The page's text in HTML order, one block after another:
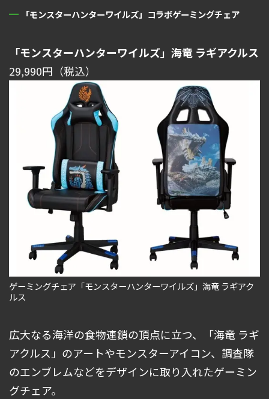
「モンスターハンターワイルズ」コラボゲーミングチェア
「モンスターハンターワイルズ」海竜 ラギアクルス
29,990円（税込）
ゲーミングチェア「モンスターハンターワイルズ」海竜 ラギアク
ルス
広大なる海洋の食物連鎖の頂点に立つ、「海竜 ラギ
アクルス」のアートやモンスターアイコン、調査隊
のエンブレムなどをデザインに取り入れたゲーミン
グチェア。